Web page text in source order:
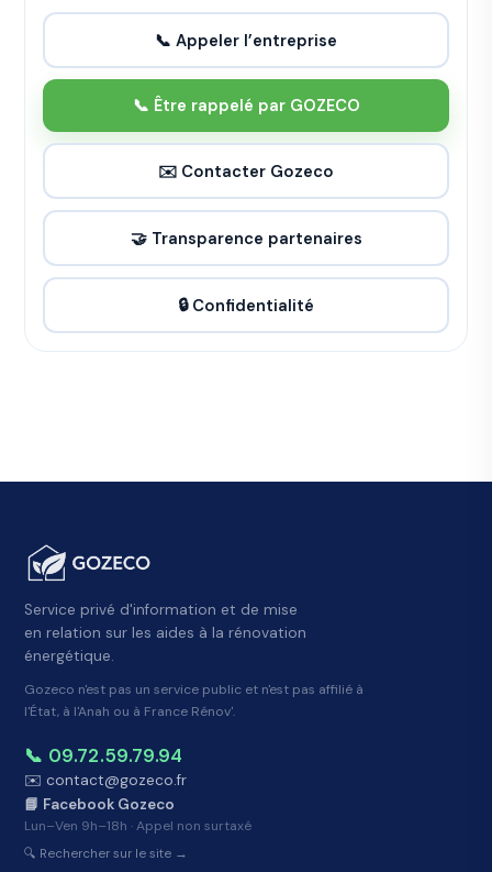
📞 Appeler l’entreprise
📞 Être rappelé par GOZECO
✉️ Contacter Gozeco
🤝 Transparence partenaires
🔒 Confidentialité
Service privé d'information et de mise
en relation sur les aides à la rénovation
énergétique.
Gozeco n'est pas un service public et n'est pas affilié à
l'État, à l'Anah ou à France Rénov'.
📞 09.72.59.79.94
✉️ contact@gozeco.fr
📘 Facebook Gozeco
Lun–Ven 9h–18h · Appel non surtaxé
🔍 Rechercher sur le site →